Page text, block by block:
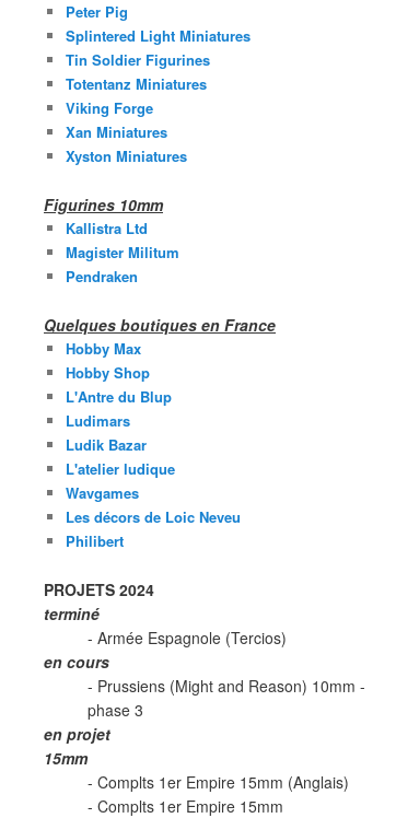
Peter Pig
Splintered Light Miniatures
Tin Soldier Figurines
Totentanz Miniatures
Viking Forge
Xan Miniatures
Xyston Miniatures
Figurines 10mm
Kallistra Ltd
Magister Militum
Pendraken
Quelques boutiques en France
Hobby Max
Hobby Shop
L'Antre du Blup
Ludimars
Ludik Bazar
L'atelier ludique
Wavgames
Les décors de Loic Neveu
Philibert
PROJETS 2024
terminé
- Armée Espagnole (Tercios)
en cours
- Prussiens (Might and Reason) 10mm -
phase 3
en projet
15mm
- Complts 1er Empire 15mm (Anglais)
- Complts 1er Empire 15mm